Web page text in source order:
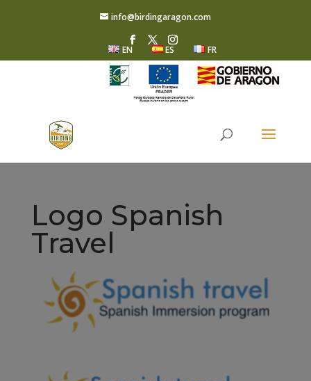
info@birdingaragon.com
EN ES FR
Logo Spanish
Travel